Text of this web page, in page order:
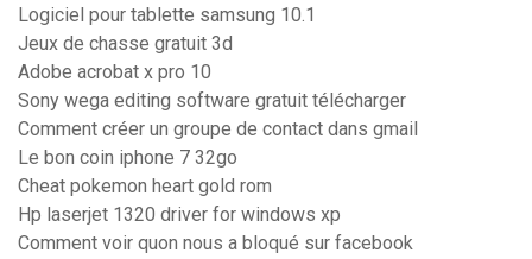
Logiciel pour tablette samsung 10.1
Jeux de chasse gratuit 3d
Adobe acrobat x pro 10
Sony wega editing software gratuit télécharger
Comment créer un groupe de contact dans gmail
Le bon coin iphone 7 32go
Cheat pokemon heart gold rom
Hp laserjet 1320 driver for windows xp
Comment voir quon nous a bloqué sur facebook